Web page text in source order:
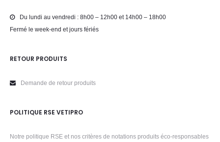
Du lundi au vendredi : 8h00 – 12h00 et 14h00 – 18h00
Fermé le week-end et jours fériés
RETOUR PRODUITS
Demande de retour produits
POLITIQUE RSE VETIPRO
Notre politique RSE et nos critères de notations produits éco-responsables